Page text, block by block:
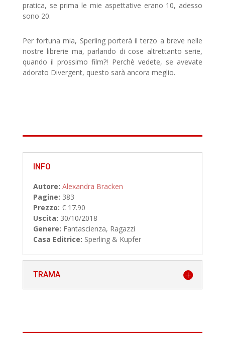
pratica, se prima le mie aspettative erano 10, adesso
sono 20.
Per fortuna mia, Sperling porterà il terzo a breve nelle
nostre librerie ma, parlando di cose altrettanto serie,
quando il prossimo film?! Perchè vedete, se avevate
adorato Divergent, questo sarà ancora meglio.
INFO
Autore: Alexandra Bracken
Pagine: 383
Prezzo: € 17.90
Uscita: 30/10/2018
Genere: Fantascienza, Ragazzi
Casa Editrice: Sperling & Kupfer
TRAMA